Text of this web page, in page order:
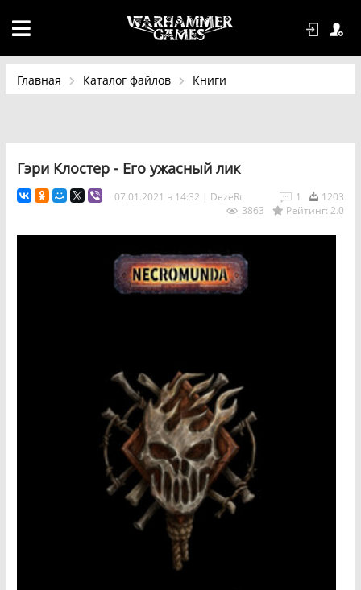
Главная Каталог файлов Книги
Гэри Клостер - Его ужасный лик
07.01.2021 в 14:32 | DezeRt 1203
1
Рейтинг: 2.0
3863